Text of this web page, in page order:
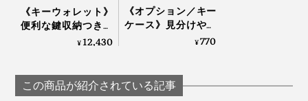
《キーウォレット》
便利な鍵収納つき！
デッドスペースがな
¥12,430
《オプション／キー
ケース》見分けやす
いクリア素材、カー
ーケース（2本
用）」｜sugata
¥770
この商品が紹介されている記事